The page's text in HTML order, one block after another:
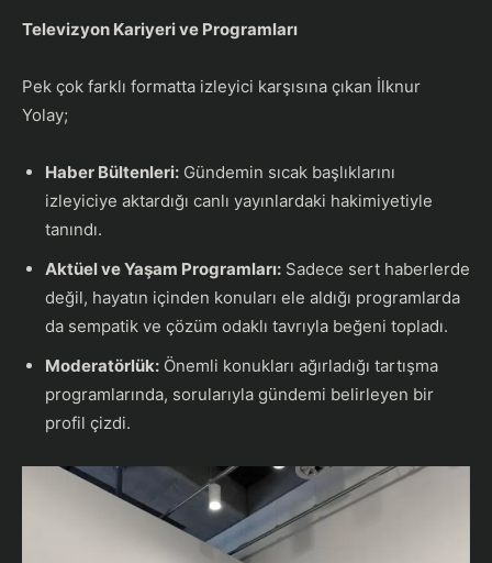
Televizyon Kariyeri ve Programları
Pek çok farklı formatta izleyici karşısına çıkan İlknur
Yolay;
Haber Bültenleri: Gündemin sıcak başlıklarını
izleyiciye aktardığı canlı yayınlardaki hakimiyetiyle
tanındı.
Aktüel ve Yaşam Programları: Sadece sert haberlerde
değil, hayatın içinden konuları ele aldığı programlarda
da sempatik ve çözüm odaklı tavrıyla beğeni topladı.
Moderatörlük: Önemli konukları ağırladığı tartışma
programlarında, sorularıyla gündemi belirleyen bir
profil çizdi.